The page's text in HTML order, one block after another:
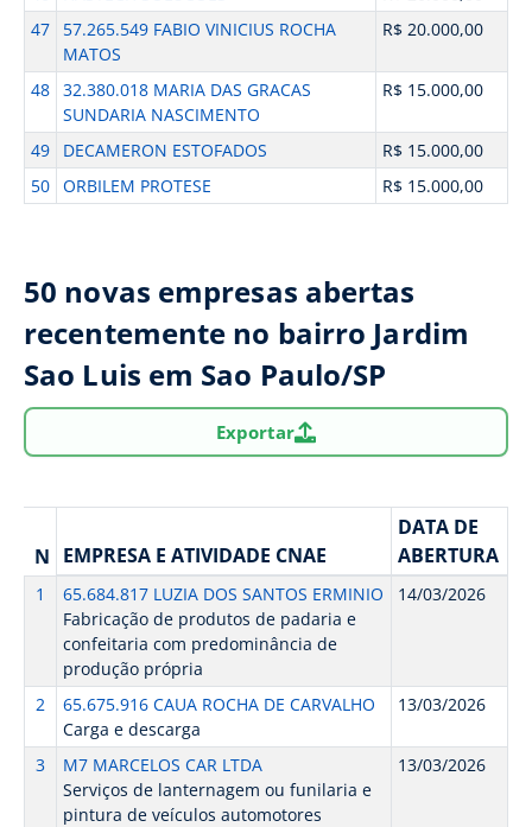
47
57.265.549 FABIO VINICIUS ROCHA
MATOS
R$ 20.000,00
48 32.380.018 MARIA DAS GRACAS
SUNDARIA NASCIMENTO
R$ 15.000,00
49 DECAMERON ESTOFADOS
R$ 15.000,00
50 ORBILEM PROTESE R$ 15.000,00
50 novas empresas abertas
recentemente no bairro Jardim
Sao Luis em Sao Paulo/SP
Exportar
N EMPRESA E ATIVIDADE CNAE
DATA DE
ABERTURA
1
65.684.817 LUZIA DOS SANTOS ERMINIO
Fabricação de produtos de padaria e
confeitaria com predominância de
produção própria
14/03/2026
2
65.675.916 CAUA ROCHA DE CARVALHO
Carga e descarga
13/03/2026
3
M7 MARCELOS CAR LTDA
Serviços de lanternagem ou funilaria e
pintura de veículos automotores
13/03/2026